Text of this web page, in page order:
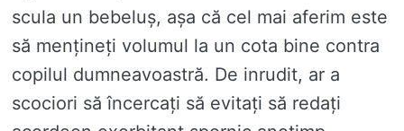
scula un bebeluș, așa că cel mai aferim este
să mențineți volumul la un cota bine contra
copilul dumneavoastră. De inrudit, ar a
scociori să încercați să evitați să redați